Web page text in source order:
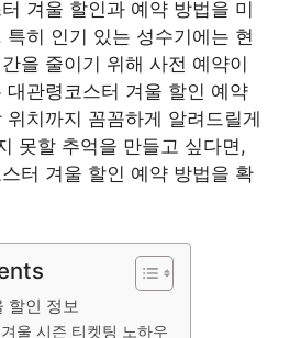
겨울 할인과 예약 방법을 미
히 인기 있는 성수기에는 현
을 줄이기 위해 사전 예약이
대관령코스터 겨울 할인 예약
치까지 꼼꼼하게 알려드릴게
못할 추억을 만들고 싶다면,
터 겨울 할인 예약 방법을 확
할인 정보
울 시즌 티켓팅 노하우